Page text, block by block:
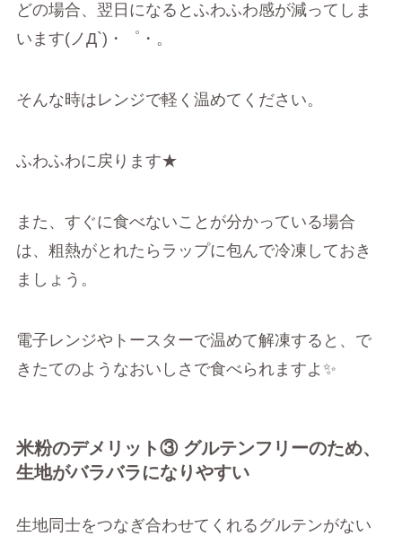
どの場合、翌日になるとふわふわ感が減ってしま
います(ノД`)・゜・。
そんな時はレンジで軽く温めてください。
ふわふわに戻ります★
また、すぐに食べないことが分かっている場合
は、粗熱がとれたらラップに包んで冷凍しておき
ましょう。
電子レンジやトースターで温めて解凍すると、で
きたてのようなおいしさで食べられますよ✨
米粉のデメリット③ グルテンフリーのため、
生地がバラバラになりやすい
生地同士をつなぎ合わせてくれるグルテンがない